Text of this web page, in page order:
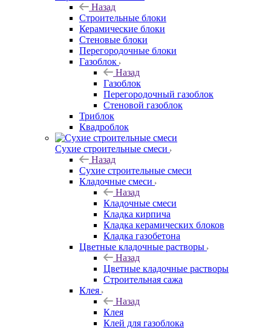
Назад
Строительные блоки
Керамические блоки
Стеновые блоки
Перегородочные блоки
Газоблок
Назад
Газоблок
Перегородочный газоблок
Стеновой газоблок
Триблок
Квадроблок
Сухие строительные смеси
Назад
Сухие строительные смеси
Кладочные смеси
Назад
Кладочные смеси
Кладка кирпича
Кладка керамических блоков
Кладка газобетона
Цветные кладочные растворы
Назад
Цветные кладочные растворы
Строительная сажа
Клея
Назад
Клея
Клей для газоблока